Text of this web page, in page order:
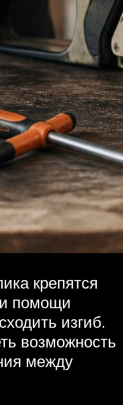
крепятся
помощи
изгиб.
возможность
между